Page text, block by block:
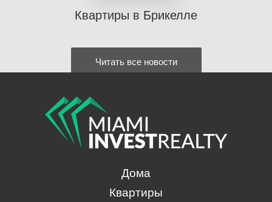
Квартиры в Брикелле
Читать все новости
Дома
Квартиры